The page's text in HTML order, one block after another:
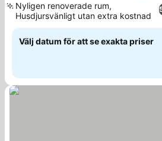
Nyligen renoverade rum,
Husdjursvänligt utan extra kostnad
Välj datum för att se exakta priser